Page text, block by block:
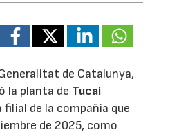
de Catalunya,
la planta de Tucai
de la compañía que
de 2025, como